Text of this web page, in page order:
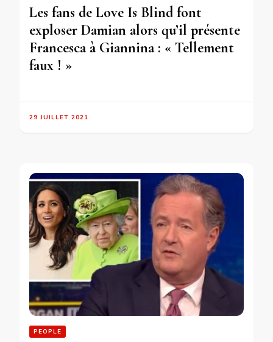
Les fans de Love Is Blind font
exploser Damian alors qu’il présente
Francesca à Giannina : « Tellement
faux ! »
29 JUILLET 2021
PEOPLE